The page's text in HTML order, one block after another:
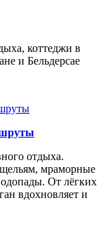
коттеджи в
и Бельдерсае
отдыха.
мраморные
От лёгких
вдохновляет и